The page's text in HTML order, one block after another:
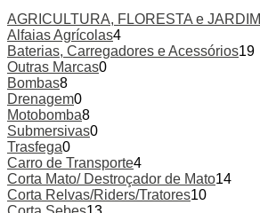
options
may
be
chosen
on
AGRICULTURA, FLORESTA e JARDIM
Alfaias Agrícolas4
Baterias, Carregadores e Acessórios19
Outras Marcas0
Bombas8
Drenagem0
Motobomba8
Submersivas0
Trasfega0
Carro de Transporte4
Corta Mato/ Destroçador de Mato14
Corta Relvas/Riders/Tratores10